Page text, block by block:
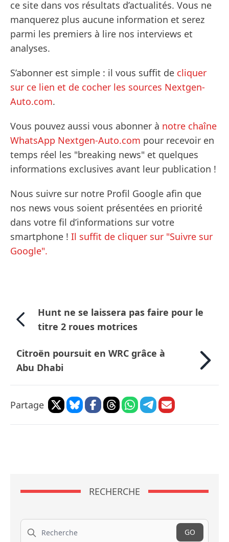
ce site dans vos résultats d’actualités. Vous ne
manquerez plus aucune information et serez
parmi les premiers à lire nos interviews et
analyses.
S’abonner est simple : il vous suffit de cliquer
sur ce lien et de cocher les sources Nextgen-
Auto.com.
Vous pouvez aussi vous abonner à notre chaîne
WhatsApp Nextgen-Auto.com pour recevoir en
temps réel les "breaking news" et quelques
informations exclusives avant leur publication !
Nous suivre sur notre Profil Google afin que
nos news vous soient présentées en priorité
dans votre fil d’informations sur votre
smartphone ! Il suffit de cliquer sur "Suivre sur
Google".
Hunt ne se laissera pas faire pour le
titre 2 roues motrices
Citroën poursuit en WRC grâce à
Abu Dhabi
Partage
RECHERCHE
Recherche
GO